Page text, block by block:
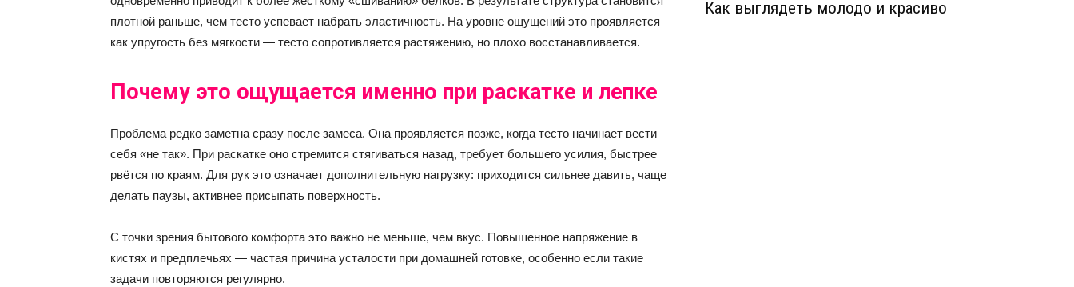
плотной раньше, чем тесто успевает набрать эластичность. На уровне ощущений это проявляется
как упругость без мягкости — тесто сопротивляется растяжению, но плохо восстанавливается.
Почему это ощущается именно при раскатке и лепке
Проблема редко заметна сразу после замеса. Она проявляется позже, когда тесто начинает вести
себя «не так». При раскатке оно стремится стягиваться назад, требует большего усилия, быстрее
рвётся по краям. Для рук это означает дополнительную нагрузку: приходится сильнее давить, чаще
делать паузы, активнее присыпать поверхность.
С точки зрения бытового комфорта это важно не меньше, чем вкус. Повышенное напряжение в
кистях и предплечьях — частая причина усталости при домашней готовке, особенно если такие
задачи повторяются регулярно.
Как выглядеть молодо и красиво